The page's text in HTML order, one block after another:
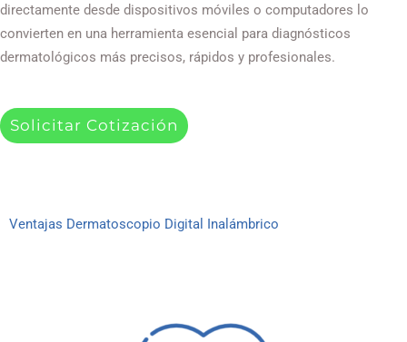
directamente desde dispositivos móviles o computadores lo
convierten en una herramienta esencial para diagnósticos
dermatológicos más precisos, rápidos y profesionales.
Solicitar Cotización
Ventajas Dermatoscopio Digital Inalámbrico